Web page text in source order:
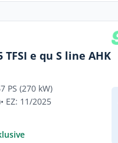
e qu S line AHK
PS (270 kW)
• EZ: 11/2025